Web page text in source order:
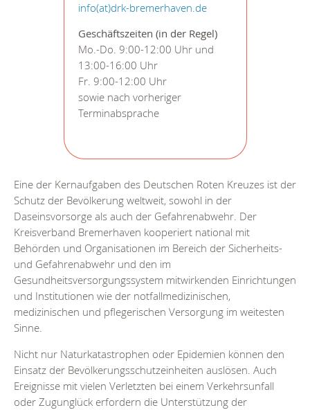
info(at)drk-bremerhaven.de
Geschäftszeiten (in der Regel)
Mo.-Do. 9:00-12:00 Uhr und
13:00-16:00 Uhr
Fr. 9:00-12:00 Uhr
sowie nach vorheriger
Terminabsprache
Eine der Kernaufgaben des Deutschen Roten Kreuzes ist der
Schutz der Bevölkerung weltweit, sowohl in der
Daseinsvorsorge als auch der Gefahrenabwehr. Der
Kreisverband Bremerhaven kooperiert national mit
Behörden und Organisationen im Bereich der Sicherheits-
und Gefahrenabwehr und den im
Gesundheitsversorgungssystem mitwirkenden Einrichtungen
und Institutionen wie der notfallmedizinischen,
medizinischen und pflegerischen Versorgung im weitesten
Sinne.
Nicht nur Naturkatastrophen oder Epidemien können den
Einsatz der Bevölkerungsschutzeinheiten auslösen. Auch
Ereignisse mit vielen Verletzten bei einem Verkehrsunfall
oder Zugunglück erfordern die Unterstützung der